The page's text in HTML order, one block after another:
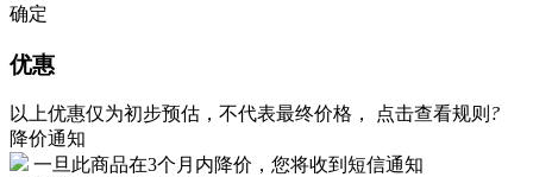
确定
优惠
以上优惠仅为初步预估，不代表最终价格， 点击查看规则 ?
降价通知
一旦此商品在3个月内降价，您将收到短信通知